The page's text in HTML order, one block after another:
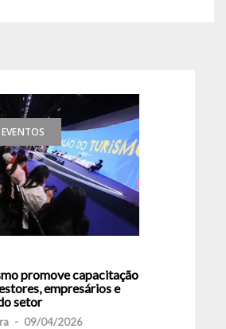
promove capacitação
empresários e
setor
- 09/04/2026